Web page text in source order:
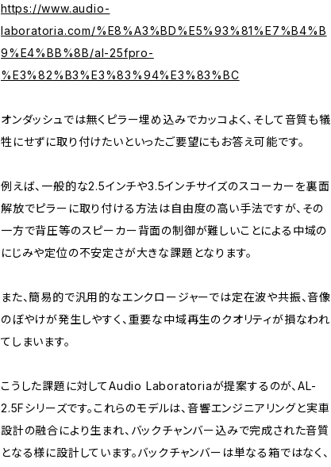
https://www.audio-
laboratoria.com/%E8%A3%BD%E5%93%81%E7%B4%B
9%E4%BB%8B/al-25fpro-
%E3%82%B3%E3%83%94%E3%83%BC
オンダッシュでは無くピラー埋め込みでカッコよく、そして音質も犠
牲にせずに取り付けたいといったご要望にもお答え可能です。
例えば、一般的な2.5インチや3.5インチサイズのスコーカーを裏面
解放でピラーに取り付ける方法は自由度の高い手法ですが、その
一方で背圧等のスピーカー背面の制御が難しいことによる中域の
にじみや定位の不安定さが大きな課題となります。
また、簡易的で汎用的なエンクロージャーでは定在波や共振、音像
のぼやけが発生しやすく、重要な中域再生のクオリティが損なわれ
てしまいます。
こうした課題に対してAudio Laboratoriaが提案するのが、AL-
2.5Fシリーズです。これらのモデルは、音響エンジニアリングと実車
設計の融合により生まれ、バックチャンバー込みで完成された音質
となる様に設計しています。バックチャンバーは単なる箱ではなく、